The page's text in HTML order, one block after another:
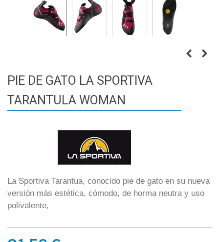
PIE DE GATO LA SPORTIVA
TARANTULA WOMAN
La Sportiva Tarantua, conocido pie de gato en su nueva
versión más estética, cómodo, de horma neutra y uso
polivalente,